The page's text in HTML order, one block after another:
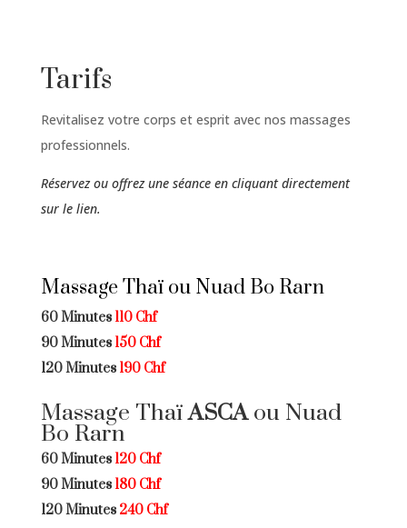
Tarifs
Revitalisez votre corps et esprit avec nos massages
professionnels.
Réservez ou offrez une séance en cliquant directement
sur le lien.
Massage Thaï ou Nuad Bo Rarn
60 Minutes 110 Chf
90 Minutes 150 Chf
120 Minutes 190 Chf
Massage ThaïASCAou Nuad
Bo Rarn
60 Minutes 120 Chf
90 Minutes 180 Chf
120 Minutes 240 Chf